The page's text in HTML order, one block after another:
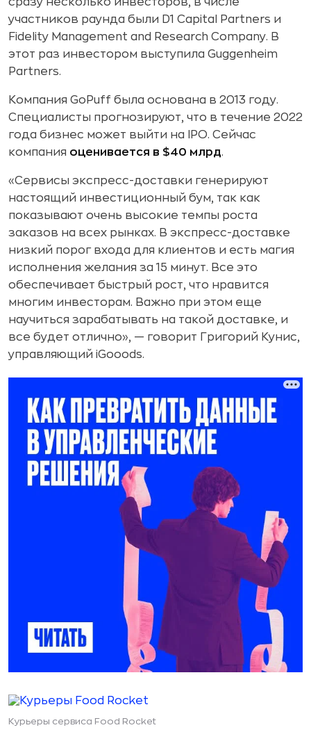
участников раунда были D1 Capital Partners и
Fidelity Management and Research Company. В
этот раз инвестором выступила Guggenheim
Partners.
Компания GoPuff была основана в 2013 году.
Специалисты прогнозируют, что в течение 2022
года бизнес может выйти на IPO. Сейчас
компания оценивается в $40 млрд.
«Сервисы экспресс-доставки генерируют
настоящий инвестиционный бум, так как
показывают очень высокие темпы роста
заказов на всех рынках. В экспресс-доставке
низкий порог входа для клиентов и есть магия
исполнения желания за 15 минут. Все это
обеспечивает быстрый рост, что нравится
многим инвесторам. Важно при этом еще
научиться зарабатывать на такой доставке, и
все будет отлично», — говорит Григорий Кунис,
управляющий iGooods.
Курьеры сервиса Food Rocket